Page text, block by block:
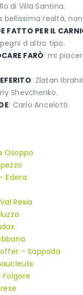
di Villa Santina.
bellissima realtà,
FATTO PER IL
d altro tipo.
FARÒ: mi
: Zlatan
Shevchenko.
: Carlo Ancelotti.
Osoppo
Edera
Resia
– Sappada